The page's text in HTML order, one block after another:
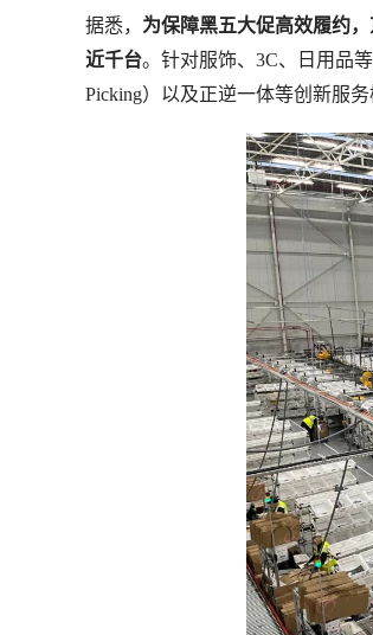
据悉， 为保障黑五大促高效履约
近千台。针对服饰、3C、日用品
Picking）以及正逆一体等创新服